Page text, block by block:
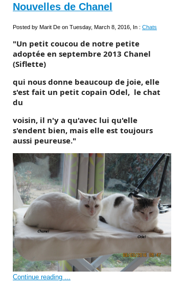
Nouvelles de Chanel
Posted by Marit De on Tuesday, March 8, 2016, In : Chats
"Un petit coucou de notre petite
adoptée en septembre 2013 Chanel
(Siflette)
qui nous donne beaucoup de joie, elle
s'est fait un petit copain Odel, le chat
du
voisin, il n'y a qu'avec lui qu'elle
s'endent bien, mais elle est toujours
aussi peureuse."
Continue reading ...